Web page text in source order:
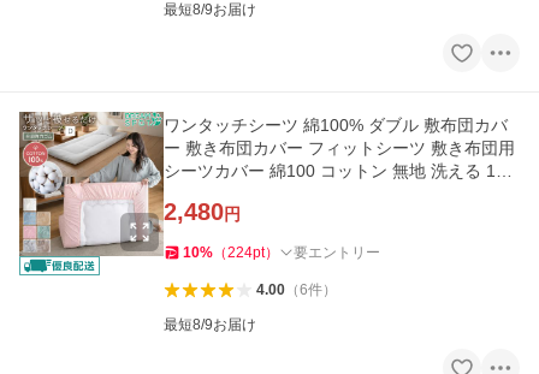
最短8/9お届け
ワンタッチシーツ 綿100% ダブル 敷布団カバ
ー 敷き布団カバー フィットシーツ 敷き布団用
シーツカバー 綿100 コットン 無地 洗える 145
2,480円
10% （224pt） 要エントリー
4.00（6件）
最短8/9お届け